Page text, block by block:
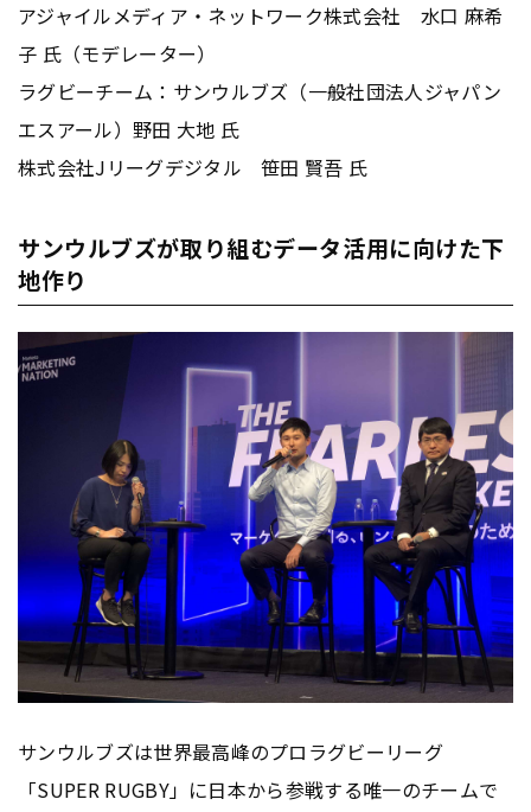
アジャイルメディア・ネットワーク株式会社 水口 麻希
子 氏（モデレーター）
ラグビーチーム：サンウルブズ（一般社団法人ジャパン
エスアール）野田 大地 氏
株式会社Jリーグデジタル 笹田 賢吾 氏
サンウルブズが取り組むデータ活用に向けた下
地作り
サンウルブズは世界最高峰のプロラグビーリーグ
「SUPER RUGBY」に日本から参戦する唯一のチームで